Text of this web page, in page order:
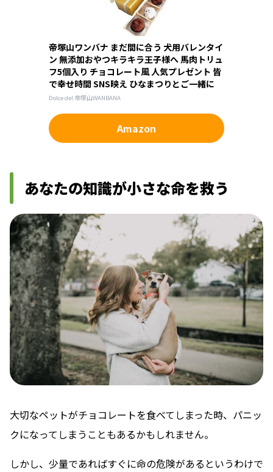
帝塚山ワンバナ まだ間に合う 犬用バレンタイ
ン 無添加おやつキラキラ王子様へ 馬肉トリュ
フ5個入り チョコレート風 人気プレゼント 皆
で幸せ時間 SNS映え ひなまつりとご一緒に
Dolce del 帝塚山WANBANA
Amazon
あなたの知識が小さな命を救う
大切なペットがチョコレートを食べてしまった時、パニッ
クになってしまうこともあるかもしれません。
しかし、少量であればすぐに命の危険があるというわけで